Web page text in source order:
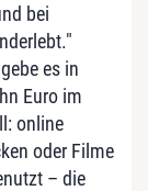
bei
es in
Euro im
online
oder Filme
– die